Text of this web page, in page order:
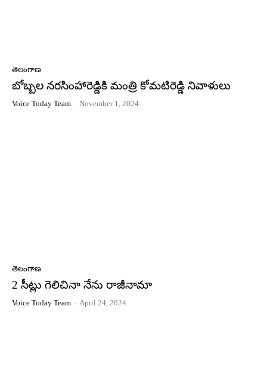
తెలంగాణ
బోబ్బల నరసింహారెడ్డికి మంత్రి కోమటిరెడ్డి నివాళులు
Voice Today Team - November 1, 2024
తెలంగాణ
2 సీట్లు గెలిచినా నేను రాజీనామా
Voice Today Team - April 24, 2024